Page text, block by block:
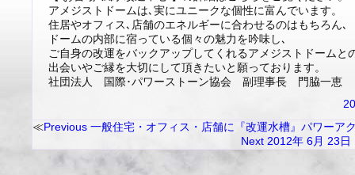
アメジストドームは､実にユニークな個性に富んでいます。
住居やオフィス､店舗のエネルギーに合わせるのはもちろん､
ドームの内部に宿っている個々の魅力を吟味し､
ご自身の改運をバックアップしてくれるアメジストドームと
出会いやご縁を大切にして頂きたいと願っております。
社団法人 国際･パワーストーン協会 副理事長 門脇一恵
Previous 一般住宅・オフィス・店舗に『改運水槽』パワーア
Next 2012年 6月 23日